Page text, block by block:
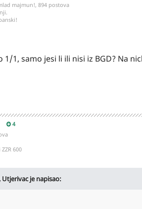
majmun!, 894 postova
1, samo jesi li ili nisi iz BGD? Na
4
600
Utjerivacje napisao: